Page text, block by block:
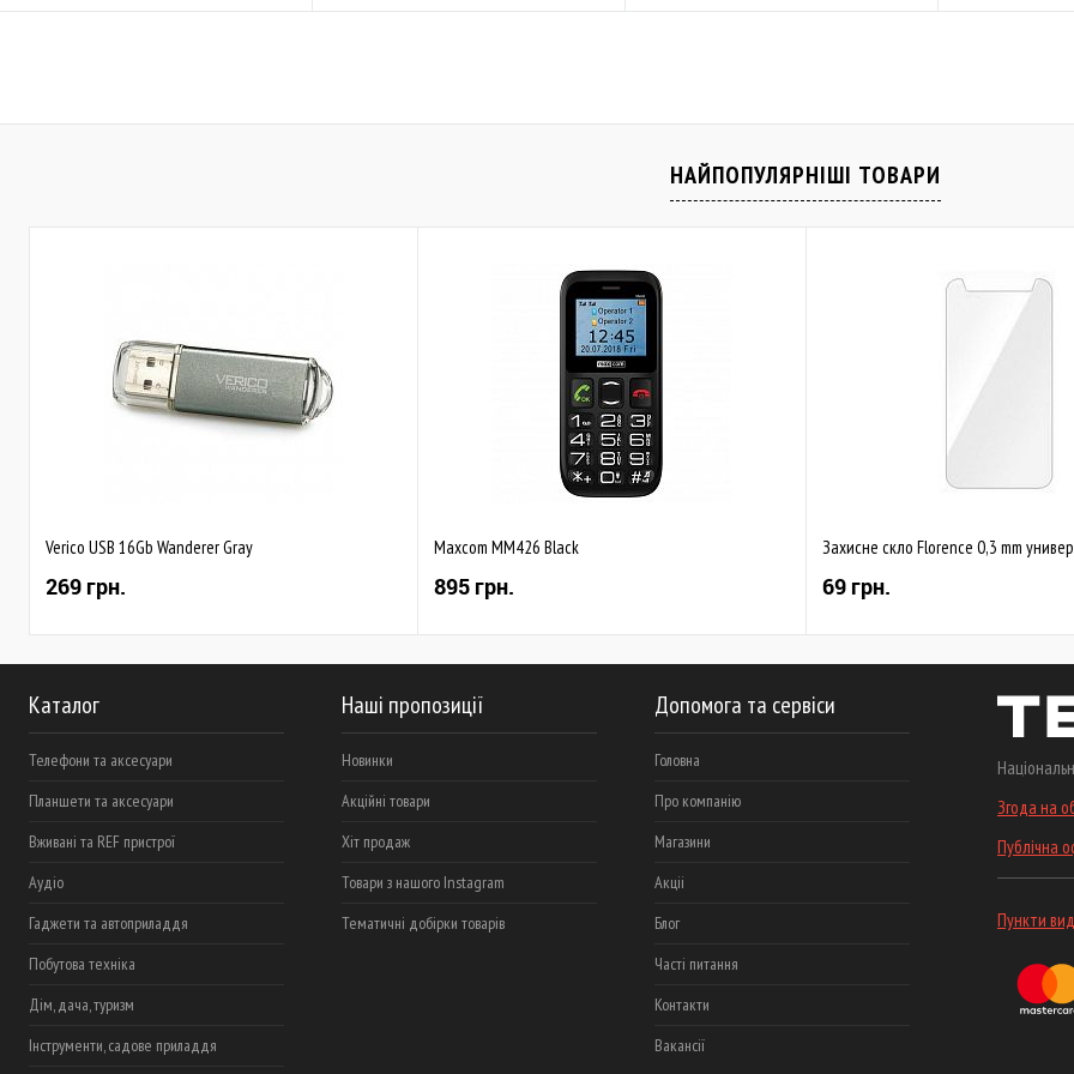
НАЙПОПУЛЯРНІШІ ТОВАРИ
Verico USB 16Gb Wanderer Gray
269 грн.
Maxcom MM426 Black
895 грн.
Захисне скло Florence 0,3 mm
69 грн.
Каталог
Телефони та аксесуари
Планшети та аксесуари
Вживані та REF пристрої
Аудіо
Гаджети та автоприладдя
Побутова техніка
Дім, дача, туризм
Інструменти, садове приладдя
Наші пропозиції
Новинки
Акційні товари
Хіт продаж
Товари з нашого Instagram
Тематичні добірки товарів
Допомога та сервіси
Головна
Про компанію
Магазини
Акціі
Блог
Часті питання
Контакти
Вакансії
Згода на
Публічна
Пункти